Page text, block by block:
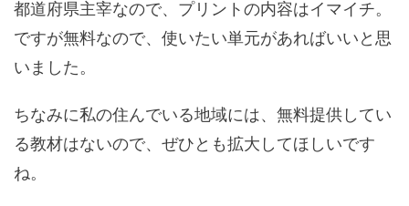
都道府県主宰なので、プリントの内容はイマイチ。
ですが無料なので、使いたい単元があればいいと思
いました。
ちなみに私の住んでいる地域には、無料提供してい
る教材はないので、ぜひとも拡大してほしいです
ね。